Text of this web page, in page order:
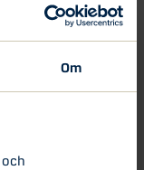
Om
USDJPY har
men senare i
för fjärde